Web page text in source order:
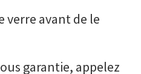
verre avant de le
garantie, appelez